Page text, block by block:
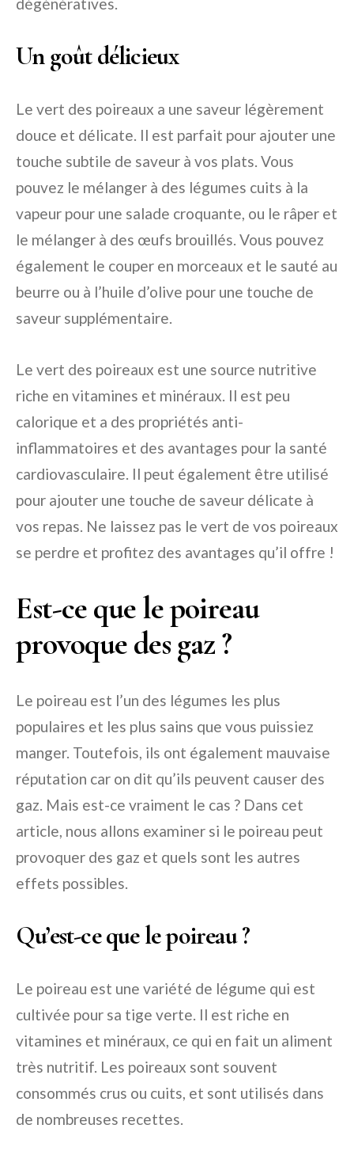
Un goût délicieux
Le vert des poireaux a une saveur légèrement
douce et délicate. Il est parfait pour ajouter une
touche subtile de saveur à vos plats. Vous
pouvez le mélanger à des légumes cuits à la
vapeur pour une salade croquante, ou le râper et
le mélanger à des œufs brouillés. Vous pouvez
également le couper en morceaux et le sauté au
beurre ou à l’huile d’olive pour une touche de
saveur supplémentaire.
Le vert des poireaux est une source nutritive
riche en vitamines et minéraux. Il est peu
calorique et a des propriétés anti-
inflammatoires et des avantages pour la santé
cardiovasculaire. Il peut également être utilisé
pour ajouter une touche de saveur délicate à
vos repas. Ne laissez pas le vert de vos poireaux
se perdre et profitez des avantages qu’il offre !
Est-ce que le poireau
provoque des gaz ?
Le poireau est l’un des légumes les plus
populaires et les plus sains que vous puissiez
manger. Toutefois, ils ont également mauvaise
réputation car on dit qu’ils peuvent causer des
gaz. Mais est-ce vraiment le cas ? Dans cet
article, nous allons examiner si le poireau peut
provoquer des gaz et quels sont les autres
effets possibles.
Qu’est-ce que le poireau ?
Le poireau est une variété de légume qui est
cultivée pour sa tige verte. Il est riche en
vitamines et minéraux, ce qui en fait un aliment
très nutritif. Les poireaux sont souvent
consommés crus ou cuits, et sont utilisés dans
de nombreuses recettes.